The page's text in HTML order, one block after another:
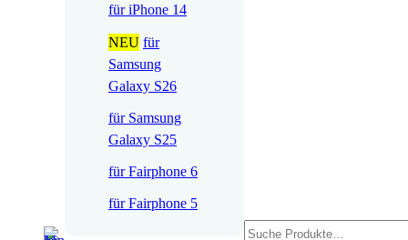
für iPhone 14
NEU für
Samsung
Galaxy S26
für Samsung
Galaxy S25
für Fairphone 6
für Fairphone 5
Suchen